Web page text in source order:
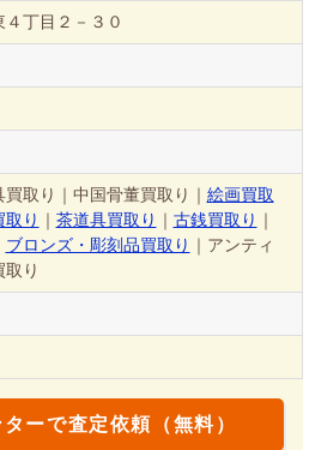
丁目２－３０
買取り｜中国骨董買取り｜ 絵画買取
取り ｜ 茶道具買取り ｜ 古銭買取り ｜
ブロンズ・彫刻品買取り ｜アンティ
り
ーで査定依頼（無料）